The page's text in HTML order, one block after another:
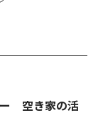
空き家の活